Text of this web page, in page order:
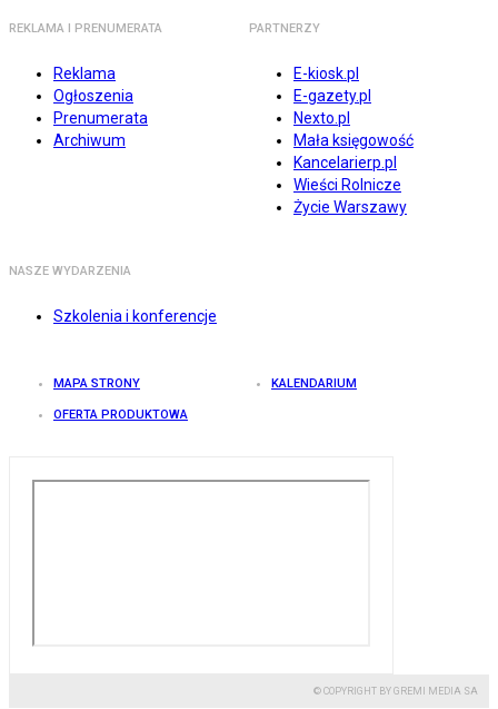
REKLAMA I PRENUMERATA
Reklama
Ogłoszenia
Prenumerata
Archiwum
PARTNERZY
E-kiosk.pl
E-gazety.pl
Nexto.pl
Mała księgowość
Kancelarierp.pl
Wieści Rolnicze
Życie Warszawy
NASZE WYDARZENIA
Szkolenia i konferencje
MAPA STRONY KALENDARIUM
OFERTA PRODUKTOWA
© COPYRIGHT BY GREMI MEDIA SA